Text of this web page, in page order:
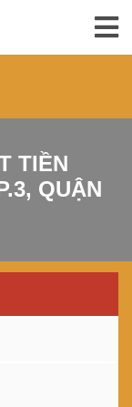
TIỀN
QUẬN